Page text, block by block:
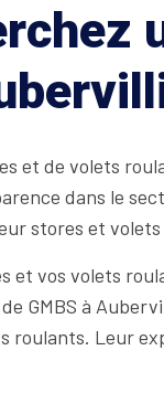
et de volets
dans le
stores et
et vos volets
GMBS à
roulants. Leur